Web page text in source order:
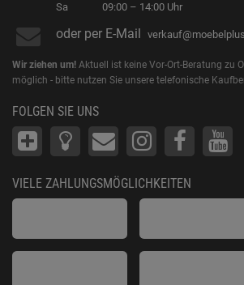
Sa
09:00 – 14:00 Uhr
oder per E-Mail
Wir ziehen um! Aktuell ist keine Vor-Ort-Beratung zu
möglich - bitte nutzen Sie unsere telefonische
FOLGEN SIE UNS
VIELE ZAHLUNGSMÖGLICHKEITEN